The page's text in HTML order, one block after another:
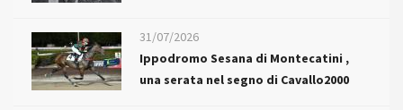
31/07/2026
Ippodromo Sesana di Montecatini ,
una serata nel segno di Cavallo2000